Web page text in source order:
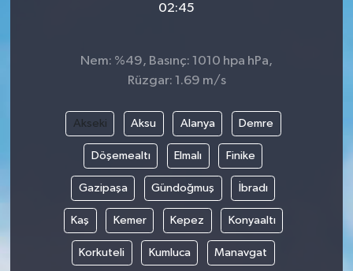
02:45
Nem: %49, Basınç: 1010 hpa hPa,
Rüzgar: 1.69 m/s
Akseki Aksu Alanya Demre
Döşemealtı Elmalı Finike
Gazipaşa Gündoğmuş İbradı
Kaş Kemer Kepez Konyaaltı
Korkuteli Kumluca Manavgat
Düzce
Ekonomi
Genel
Gökçebey
GÜNDEM